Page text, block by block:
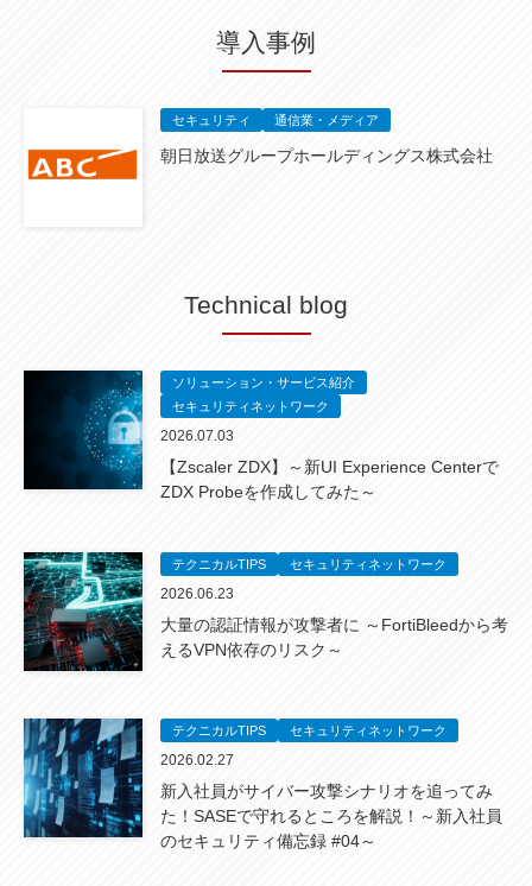
導入事例
セキュリティ 通信業・メディア
朝日放送グループホールディングス株式会社
Technical blog
ソリューション・サービス紹介
セキュリティネットワーク
2026.07.03
【Zscaler ZDX】～新UI Experience Centerで
ZDX Probeを作成してみた～
テクニカルTIPS セキュリティネットワーク
2026.06.23
大量の認証情報が攻撃者に ～FortiBleedから考
えるVPN依存のリスク～
テクニカルTIPS セキュリティネットワーク
2026.02.27
新入社員がサイバー攻撃シナリオを追ってみ
た！SASEで守れるところを解説！～新入社員
のセキュリティ備忘録 #04～